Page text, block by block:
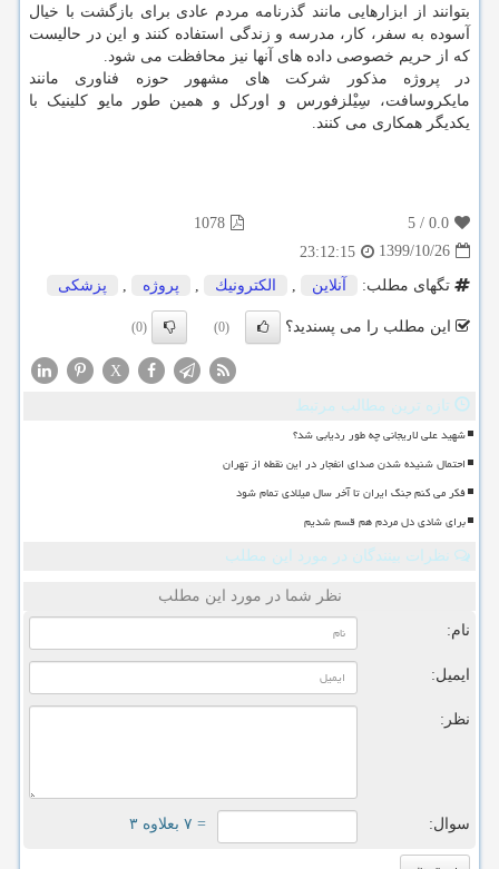
بتوانند از ابزارهایی مانند گذرنامه مردم عادی برای بازگشت با خیال
آسوده به سفر، کار، مدرسه و زندگی استفاده کنند و این در حالیست
که از حریم خصوصی داده های آنها نیز محافظت می شود.
در پروژه مذکور شرکت های مشهور حوزه فناوری مانند
مایکروسافت، سِیْلزفورس و اورکل و همین طور مایو کلینیک با
یکدیگر همکاری می کنند.
0.0
/
5
1078
1399/10/26
23:12:15
تگهای مطلب:
آنلاین , الكترونیك , پروژه , پزشكی
این مطلب را می پسندید؟ (0)
(0)
X
تازه ترین مطالب مرتبط
شهید علی لاریجانی چه طور ردیابی شد؟
احتمال شنیده شدن صدای انفجار در این نقطه از تهران
فکر می کنم جنگ ایران تا آخر سال میلادی تمام شود
برای شادی دل مردم هم قسم شدیم
نظرات بینندگان در مورد این مطلب
نظر شما در مورد این مطلب
نام:
ایمیل:
نظر:
سوال: = ۷ بعلاوه ۳